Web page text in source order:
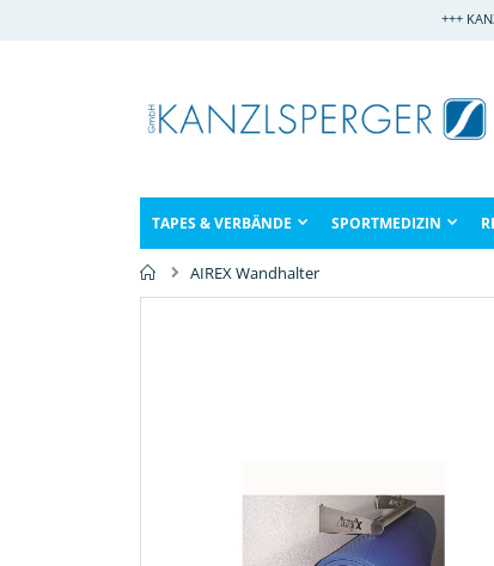
+++
TAPES & VERBÄNDE SPORTMEDIZIN
AIREX Wandhalter